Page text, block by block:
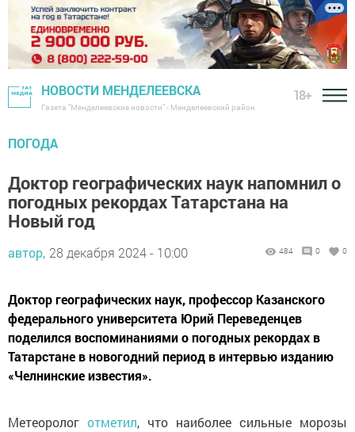
НОВОСТИ МЕНДЕЛЕЕВСКА
Газета "Менделеевские новости" - Менделеевский район
18+
ПОГОДА
Доктор географических наук напомнил о
погодных рекордах Татарстана на
Новый год
автор, 28 декабря 2024 - 10:00 484 0 0
Доктор географических наук, профессор Казанского
федерального университета Юрий Переведенцев
поделился воспоминаниями о погодных рекордах в
Татарстане в новогодний период в интервью изданию
«Челнинские известия».
Метеоролог отметил, что наиболее сильные морозы